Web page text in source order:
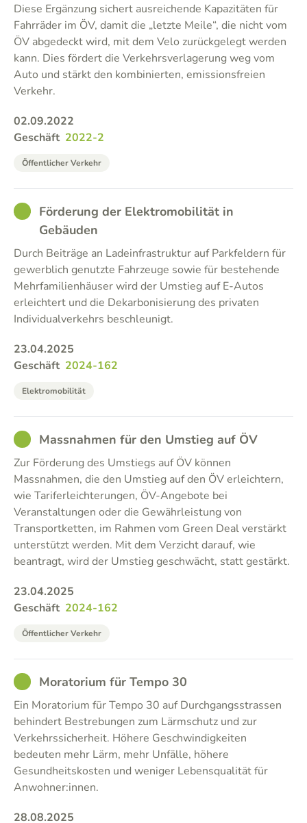
Diese Ergänzung sichert ausreichende Kapazitäten für
Fahrräder im ÖV, damit die „letzte Meile“, die nicht vom
ÖV abgedeckt wird, mit dem Velo zurückgelegt werden
kann. Dies fördert die Verkehrsverlagerung weg vom
Auto und stärkt den kombinierten, emissionsfreien
Verkehr.
02.09.2022
Geschäft 2022-2
Öffentlicher Verkehr
GOODFörderung der Elektromobilität in
Gebäuden
Durch Beiträge an Ladeinfrastruktur auf Parkfeldern für
gewerblich genutzte Fahrzeuge sowie für bestehende
Mehrfamilienhäuser wird der Umstieg auf E-Autos
erleichtert und die Dekarbonisierung des privaten
Individualverkehrs beschleunigt.
23.04.2025
Geschäft 2024-162
Elektromobilität
GOODMassnahmen für den Umstieg auf ÖV
Zur Förderung des Umstiegs auf ÖV können
Massnahmen, die den Umstieg auf den ÖV erleichtern,
wie Tariferleichterungen, ÖV-Angebote bei
Veranstaltungen oder die Gewährleistung von
Transportketten, im Rahmen vom Green Deal verstärkt
unterstützt werden. Mit dem Verzicht darauf, wie
beantragt, wird der Umstieg geschwächt, statt gestärkt.
23.04.2025
Geschäft 2024-162
Öffentlicher Verkehr
GOODMoratorium für Tempo 30
Ein Moratorium für Tempo 30 auf Durchgangsstrassen
behindert Bestrebungen zum Lärmschutz und zur
Verkehrssicherheit. Höhere Geschwindigkeiten
bedeuten mehr Lärm, mehr Unfälle, höhere
Gesundheitskosten und weniger Lebensqualität für
Anwohner:innen.
28.08.2025